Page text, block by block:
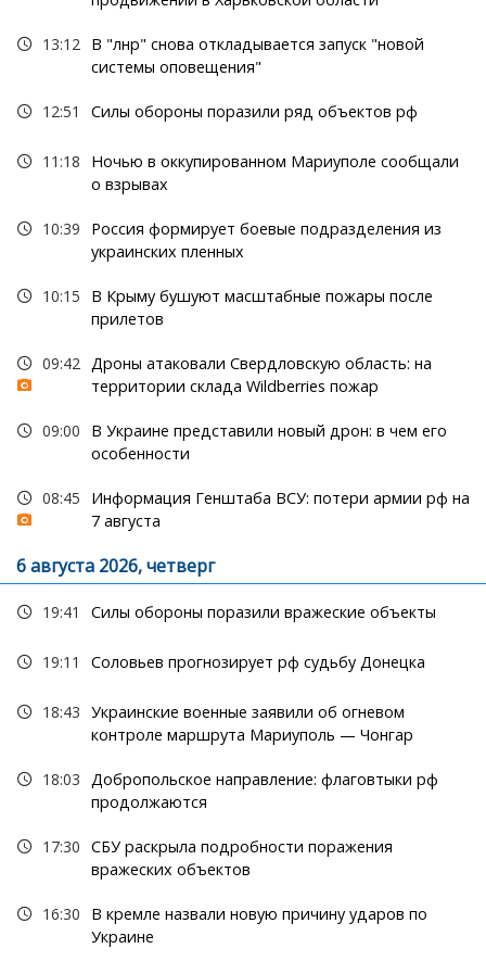
13:12 В "лнр" снова откладывается запуск "новой
системы оповещения"
12:51 Силы обороны поразили ряд объектов рф
11:18
Ночью в оккупированном Мариуполе сообщали
о взрывах
10:39
Россия формирует боевые подразделения из
украинских пленных
10:15
В Крыму бушуют масштабные пожары после
прилетов
09:42 Дроны атаковали Свердловскую область: на
территории склада Wildberries пожар
09:00
В Украине представили новый дрон: в чем его
особенности
08:45
Информация Генштаба ВСУ: потери армии рф на
7 августа
6 августа 2026, четверг
19:41 Силы обороны поразили вражеские объекты
19:11 Соловьев прогнозирует рф судьбу Донецка
18:43 Украинские военные заявили об огневом
контроле маршрута Мариуполь — Чонгар
18:03 Добропольское направление: флаговтыки рф
продолжаются
17:30 СБУ раскрыла подробности поражения
вражеских объектов
16:30
В кремле назвали новую причину ударов по
Украине